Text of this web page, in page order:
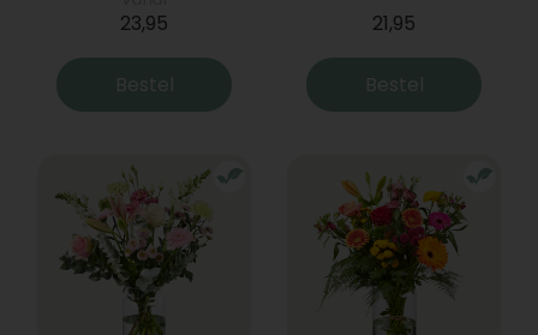
23,95
Bestel
21,95
Bestel